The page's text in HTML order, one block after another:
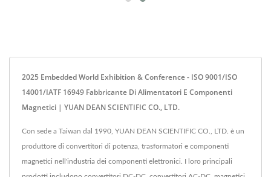
2025 Embedded World Exhibition & Conference - ISO 9001/ISO
14001/IATF 16949 Fabbricante Di Alimentatori E Componenti
Magnetici | YUAN DEAN SCIENTIFIC CO., LTD.
Con sede a Taiwan dal 1990, YUAN DEAN SCIENTIFIC CO., LTD. è un
produttore di convertitori di potenza, trasformatori e componenti
magnetici nell'industria dei componenti elettronici. I loro principali